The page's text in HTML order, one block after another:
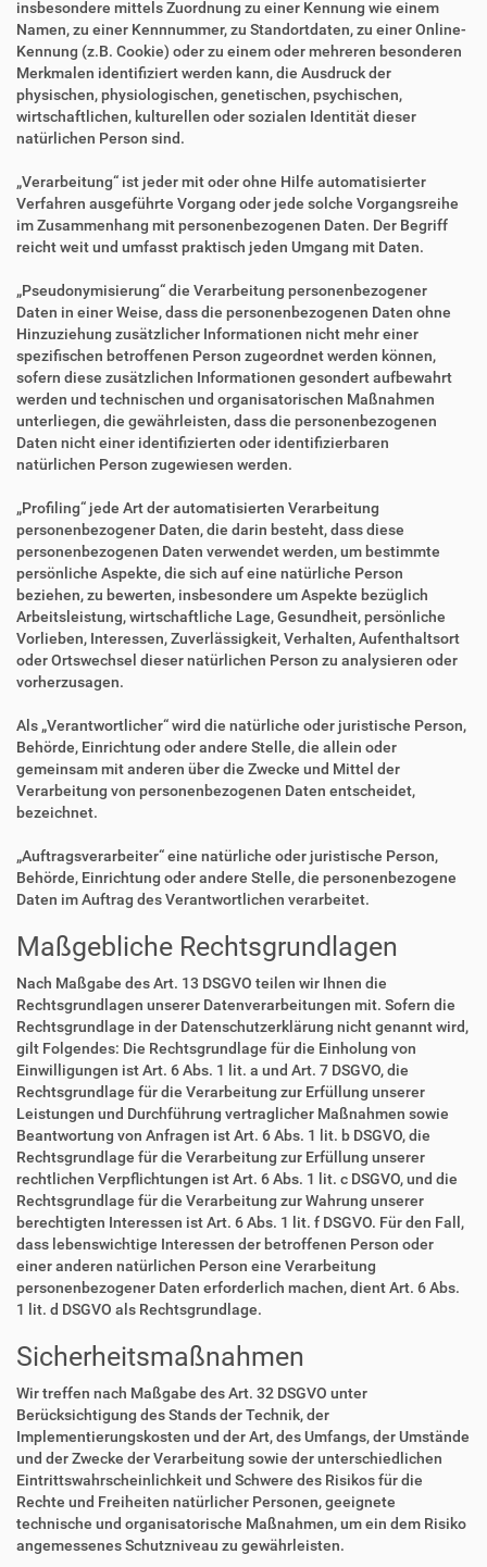
insbesondere mittels Zuordnung zu einer Kennung wie einem
Namen, zu einer Kennnummer, zu Standortdaten, zu einer Online-
Kennung (z.B. Cookie) oder zu einem oder mehreren besonderen
Merkmalen identifiziert werden kann, die Ausdruck der
physischen, physiologischen, genetischen, psychischen,
wirtschaftlichen, kulturellen oder sozialen Identität dieser
natürlichen Person sind.
„Verarbeitung“ ist jeder mit oder ohne Hilfe automatisierter
Verfahren ausgeführte Vorgang oder jede solche Vorgangsreihe
im Zusammenhang mit personenbezogenen Daten. Der Begriff
reicht weit und umfasst praktisch jeden Umgang mit Daten.
„Pseudonymisierung“ die Verarbeitung personenbezogener
Daten in einer Weise, dass die personenbezogenen Daten ohne
Hinzuziehung zusätzlicher Informationen nicht mehr einer
spezifischen betroffenen Person zugeordnet werden können,
sofern diese zusätzlichen Informationen gesondert aufbewahrt
werden und technischen und organisatorischen Maßnahmen
unterliegen, die gewährleisten, dass die personenbezogenen
Daten nicht einer identifizierten oder identifizierbaren
natürlichen Person zugewiesen werden.
„Profiling“ jede Art der automatisierten Verarbeitung
personenbezogener Daten, die darin besteht, dass diese
personenbezogenen Daten verwendet werden, um bestimmte
persönliche Aspekte, die sich auf eine natürliche Person
beziehen, zu bewerten, insbesondere um Aspekte bezüglich
Arbeitsleistung, wirtschaftliche Lage, Gesundheit, persönliche
Vorlieben, Interessen, Zuverlässigkeit, Verhalten, Aufenthaltsort
oder Ortswechsel dieser natürlichen Person zu analysieren oder
vorherzusagen.
Als „Verantwortlicher“ wird die natürliche oder juristische Person,
Behörde, Einrichtung oder andere Stelle, die allein oder
gemeinsam mit anderen über die Zwecke und Mittel der
Verarbeitung von personenbezogenen Daten entscheidet,
bezeichnet.
„Auftragsverarbeiter“ eine natürliche oder juristische Person,
Behörde, Einrichtung oder andere Stelle, die personenbezogene
Daten im Auftrag des Verantwortlichen verarbeitet.
Maßgebliche Rechtsgrundlagen
Nach Maßgabe des Art. 13 DSGVO teilen wir Ihnen die
Rechtsgrundlagen unserer Datenverarbeitungen mit. Sofern die
Rechtsgrundlage in der Datenschutzerklärung nicht genannt wird,
gilt Folgendes: Die Rechtsgrundlage für die Einholung von
Einwilligungen ist Art. 6 Abs. 1 lit. a und Art. 7 DSGVO, die
Rechtsgrundlage für die Verarbeitung zur Erfüllung unserer
Leistungen und Durchführung vertraglicher Maßnahmen sowie
Beantwortung von Anfragen ist Art. 6 Abs. 1 lit. b DSGVO, die
Rechtsgrundlage für die Verarbeitung zur Erfüllung unserer
rechtlichen Verpflichtungen ist Art. 6 Abs. 1 lit. c DSGVO, und die
Rechtsgrundlage für die Verarbeitung zur Wahrung unserer
berechtigten Interessen ist Art. 6 Abs. 1 lit. f DSGVO. Für den Fall,
dass lebenswichtige Interessen der betroffenen Person oder
einer anderen natürlichen Person eine Verarbeitung
personenbezogener Daten erforderlich machen, dient Art. 6 Abs.
1 lit. d DSGVO als Rechtsgrundlage.
Sicherheitsmaßnahmen
Wir treffen nach Maßgabe des Art. 32 DSGVO unter
Berücksichtigung des Stands der Technik, der
Implementierungskosten und der Art, des Umfangs, der Umstände
und der Zwecke der Verarbeitung sowie der unterschiedlichen
Eintrittswahrscheinlichkeit und Schwere des Risikos für die
Rechte und Freiheiten natürlicher Personen, geeignete
technische und organisatorische Maßnahmen, um ein dem Risiko
angemessenes Schutzniveau zu gewährleisten.